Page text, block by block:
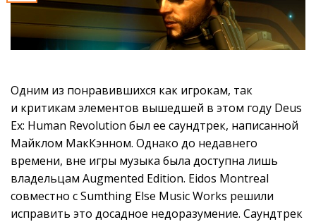
Одним из понравившихся как игрокам, так
и критикам элементов вышедшей в этом году Deus
Ex: Human Revolution был ее саундтрек, написанной
Майклом МакКэнном. Однако до недавнего
времени, вне игры музыка была доступна лишь
владельцам Augmented Edition. Eidos Montreal
совместно с Sumthing Else Music Works решили
исправить это досадное недоразумение. Саундтрек